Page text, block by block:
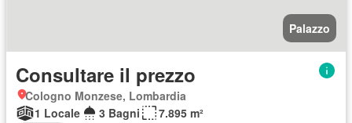
Palazzo
Consultare il prezzo
Cologno Monzese, Lombardia
1 Locale
3 Bagni
7.895 m²